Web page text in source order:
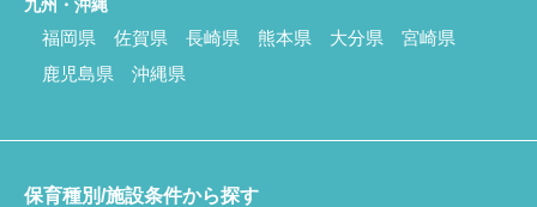
九州・沖縄
福岡県 佐賀県 長崎県 熊本県 大分県
宮崎県
鹿児島県
沖縄県
保育種別/施設条件から探す